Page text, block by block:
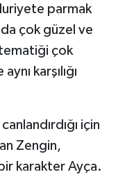
parmak
çok güzel ve
çok
karşılığı
için
Zengin,
karakter Ayça.